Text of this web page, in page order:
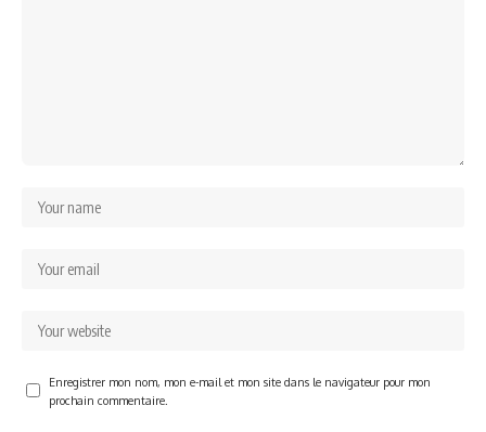
Enregistrer mon nom, mon e-mail et mon site dans le navigateur pour mon
prochain commentaire.